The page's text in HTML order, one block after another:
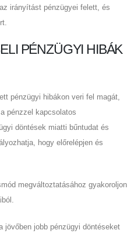
irányítást pénzügyei felett, és
PÉNZÜGYI HIBÁK
pénzügyi hibákon veri fel magát,
pénzzel kapcsolatos
döntések miatti bűntudat és
hogy előrelépjen és
megváltoztatásához gyakoroljon
jövőben jobb pénzügyi döntéseket